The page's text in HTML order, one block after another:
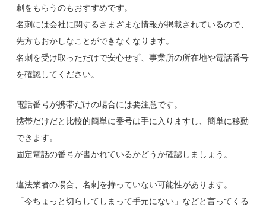
刺をもらうのもおすすめです。
名刺には会社に関するさまざまな情報が掲載されているので、
先方もおかしなことができなくなります。
名刺を受け取っただけで安心せず、事業所の所在地や電話番号
を確認してください。
電話番号が携帯だけの場合には要注意です。
携帯だけだと比較的簡単に番号は手に入りますし、簡単に移動
できます。
固定電話の番号が書かれているかどうか確認しましょう。
違法業者の場合、名刺を持っていない可能性があります。
「今ちょっと切らしてしまって手元にない」などと言ってくる